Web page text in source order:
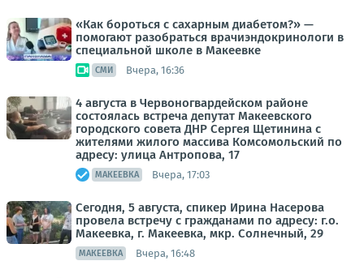
«Как бороться с сахарным диабетом?» —
помогают разобраться врачиэндокринологи в
специальной школе в Макеевке
СМИ Вчера, 16:36
4 августа в Червоногвардейском районе
состоялась встреча депутат Макеевского
городского совета ДНР Сергея Щетинина с
жителями жилого массива Комсомольский по
адресу: улица Антропова, 17
МАКЕЕВКА Вчера, 17:03
Сегодня, 5 августа, спикер Ирина Насерова
провела встречу с гражданами по адресу: г.о.
Макеевка, г. Макеевка, мкр. Солнечный, 29
МАКЕЕВКА Вчера, 16:48